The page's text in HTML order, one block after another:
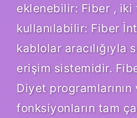
eklenebilir: Fiber , iki
kullanılabilir: Fiber
kablolar aracılığıyla
erişim sistemidir.
Diyet
fonksiyonların tam